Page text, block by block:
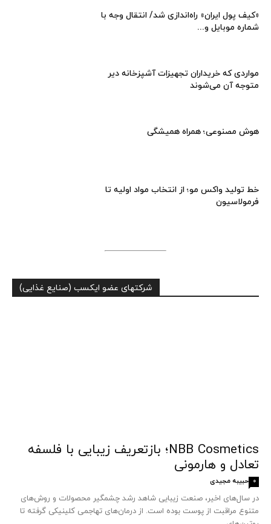
«کیف پول ایران» راه‌اندازی شد/ انتقال وجه با
شماره موبایل و...
مواردی که خریداران تجهیزات آشپزخانه دیر
متوجه آن می‌شوند
هوش مصنوعی؛ همراه همیشگی
خط تولید واکس مو؛ از انتخاب مواد اولیه تا
فرمولاسیون
شرکتهای عضو ایکسب (صنایع غذایی)
NBB Cosmetics؛ بازتعریف زیبایی با فلسفه
تعادل و هارمونی
حبیبه مجیدی 0
در سال‌های اخیر، صنعت زیبایی شاهد رشد چشمگیر محصولات و روش‌های
متنوع مراقبت از پوست بوده است. از درمان‌های تهاجمی کلینیکی گرفته تا